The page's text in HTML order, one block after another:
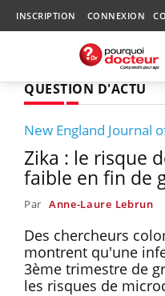
INSCRIPTION CONNEXION
QUESTION D'ACTU
New England Journal
Zika : le risque
faible en fin de
Par Anne-Laure Lebrun
Des chercheurs
montrent qu'une
3ème trimestre de
les risques de